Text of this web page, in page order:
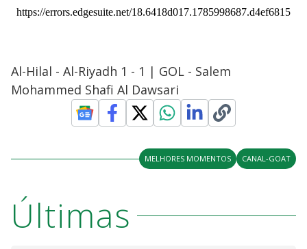
Al-Hilal - Al-Riyadh 1 - 1 | GOL - Salem
Mohammed Shafi Al Dawsari
MELHORES MOMENTOS CANAL-GOAT
Últimas